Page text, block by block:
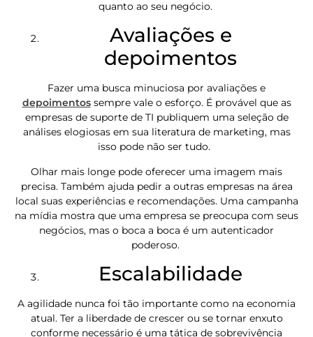
quanto ao seu negócio.
Avaliações e
depoimentos
Fazer uma busca minuciosa por avaliações e
depoimentossempre vale o esforço. É provável que as
empresas de suporte de TI publiquem uma seleção de
análises elogiosas em sua literatura de marketing, mas
isso pode não ser tudo.
Olhar mais longe pode oferecer uma imagem mais
precisa. Também ajuda pedir a outras empresas na área
local suas experiências e recomendações. Uma campanha
na mídia mostra que uma empresa se preocupa com seus
negócios, mas o boca a boca é um autenticador
poderoso.
Escalabilidade
A agilidade nunca foi tão importante como na economia
atual. Ter a liberdade de crescer ou se tornar enxuto
conforme necessário é uma tática de sobrevivência